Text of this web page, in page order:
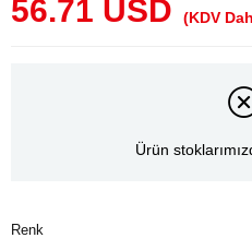
56.71 USD (KDV
Ürün
Renk